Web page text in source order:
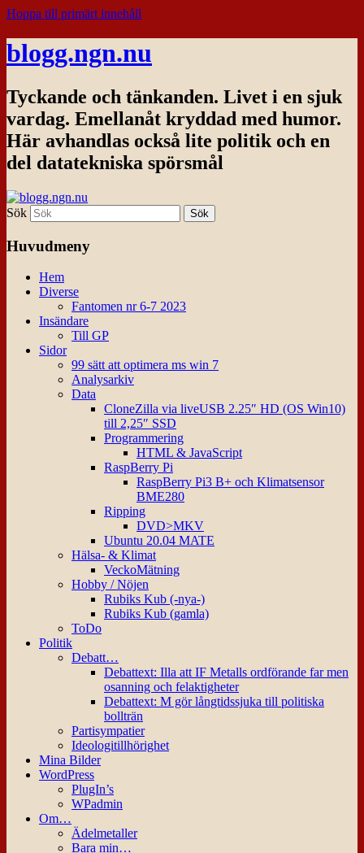
Hoppa till primärt innehåll
blogg.ngn.nu
Tyckande och tänkanden. Livet i en sjuk
vardag. Emellanåt kryddad med humor.
Här avhandlas också lite politik och en
del datatekniska spörsmål
Sök
Huvudmeny
Hem
Diverse
Fantomen nr 6-7 2023
Insändare
Till GP
Sidor
99 sätt att optimera ms win 7
Analysarkiv
Data
CloneZilla via liveUSB 2.25″ HD (OS Win10)
till 2,25″ SSD
Programmering
HTML & JavaScript
RaspBerry Pi
RaspBerry Pi3 B+ och Klimatsensor
BME280
Ripping
DVD>MKV
Ubuntu 20.04 MATE
Hälsa- & Klimat
VeckoMätning
Hobby / Nöjen
Rubiks Kub (-nya-)
Rubiks Kub (gamla)
ToDo
Politik
Debatt…
Debattext: Illa att IF Metalls ordförande far men
osanning och felaktigheter
Debattext: M gör långtidssjuka till politiska
bollträn
Partisympatier
Ideologitillhörighet
Mina Bilder
WordPress
PlugIn’s
WPadmin
Om…
Ädelmetaller
Bara min…